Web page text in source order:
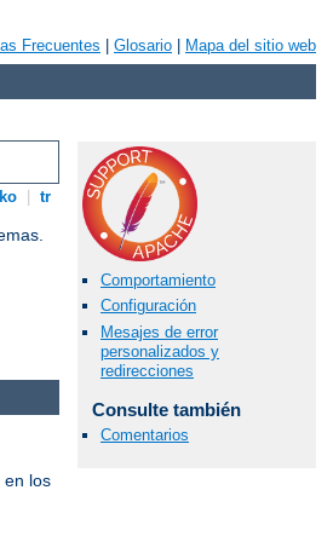
Frecuentes Glosario Mapa del sitio web
ko tr
Comportamiento
Configuración
Mesajes de error
personalizados y
redirecciones
Consulte también
Comentarios
en los